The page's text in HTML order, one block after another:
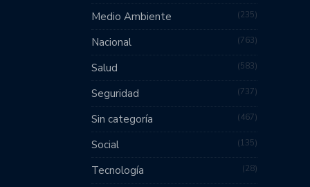
Medio Ambiente 235
Nacional 763
Salud 583
Seguridad 737
Sin categoría 467
Social 135
Tecnología 28